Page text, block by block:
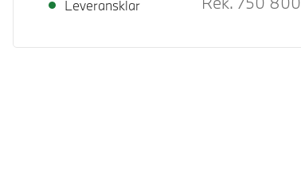
Leveransklar